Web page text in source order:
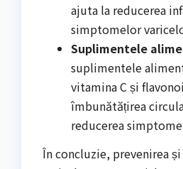
ajuta la reducerea
simptomelor
Suplimentele
suplimentele
vitamina C și
îmbunătățirea
reducerea
În concluzie, prevenirea